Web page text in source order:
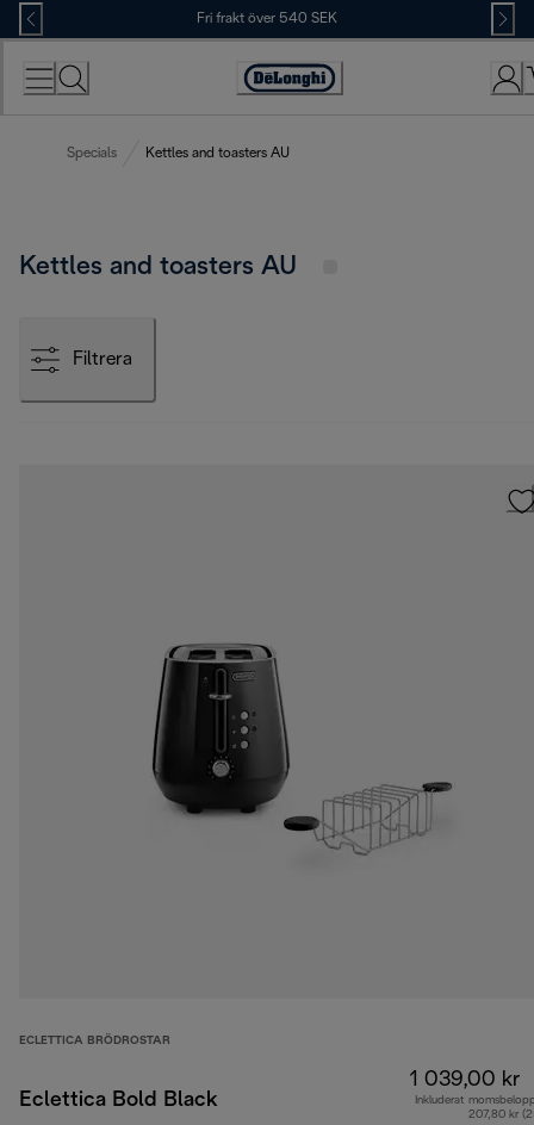
Skip
to
Content
Fri frakt över 540 SEK
Accessibility
Specials Kettles and toasters AU
Kettles and toasters AU
Filtrera
ECLETTICA BRÖDROSTAR
Eclettica Bold Black
1 039,00 kr
Inkluderat
207,80 kr